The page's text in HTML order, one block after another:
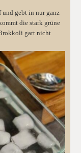
die stark grüne
gart nicht